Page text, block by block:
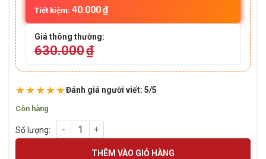
Tiết kiệm: 40.000₫
Giá thông thường:
630.000₫
★★★★★Đánh giá người viết: 5/5
Còn hàng
Ổ cứng SSD 128GB X-STAR 2.5" Sata III số lượng
THÊM VÀO GIỎ HÀNG